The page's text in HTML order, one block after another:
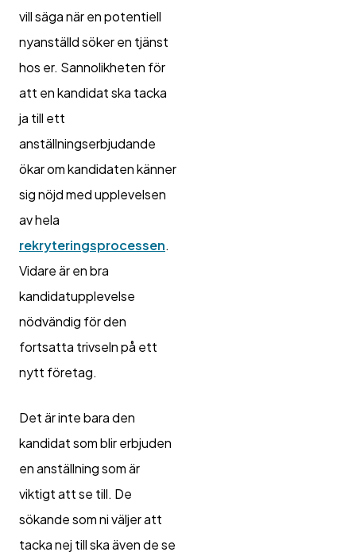
vill säga när en potentiell
nyanställd söker en tjänst
hos er. Sannolikheten för
att en kandidat ska tacka
ja till ett
anställningserbjudande
ökar om kandidaten känner
sig nöjd med upplevelsen
av hela
rekryteringsprocessen.
Vidare är en bra
kandidatupplevelse
nödvändig för den
fortsatta trivseln på ett
nytt företag.
Det är inte bara den
kandidat som blir erbjuden
en anställning som är
viktigt att se till. De
sökande som ni väljer att
tacka nej till ska även de se